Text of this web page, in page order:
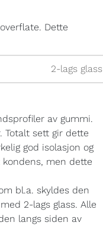
Dette
2-lags glass
av gummi.
Totalt sett gir dette
god isolasjon og
men dette
bl.a. skyldes den
2-lags glass. Alle
langs siden av